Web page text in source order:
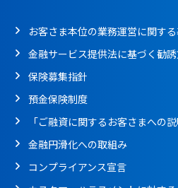
お客さま本位の業務運営に関す
金融サービス提供法に基づく勧
保険募集指針
預金保険制度
「ご融資に関するお客さまへの
金融円滑化への取組み
コンプライアンス宣言